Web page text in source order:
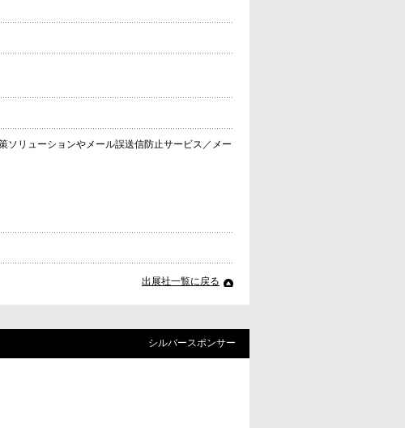
ソリューションやメール誤送信防止サービス／メー
出展社一覧に戻る
シルバースポンサー